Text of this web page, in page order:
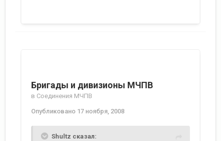
Бригады и дивизионы МЧПВ
в Соединения МЧПВ
Опубликовано 17 ноября, 2008
Shultz сказал: